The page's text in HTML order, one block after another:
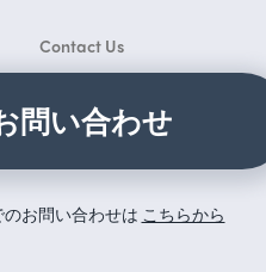
Contact Us
問い合わせ
お問い合わせは こちらから